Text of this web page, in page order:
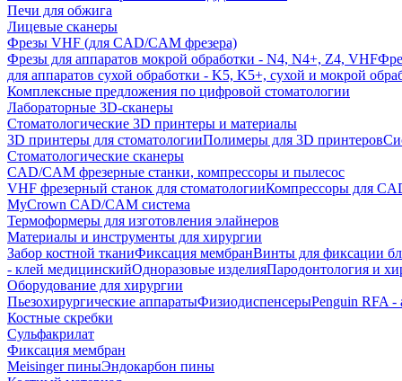
Печи для обжига
Лицевые сканеры
Фрезы VHF (для CAD/CAM фрезера)
Фрезы для аппаратов мокрой обработки - N4, N4+, Z4, VHF
для аппаратов сухой обработки - K5, K5+, сухой и мокрой
Комплексные предложения по цифровой стоматологии
Лабораторные 3D-сканеры
Стоматологические 3D принтеры и материалы
3D принтеры для стоматологииПолимеры для 3D принтеров
Стоматологические сканеры
CAD/CAM фрезерные станки, компрессоры и пылесос
VHF фрезерный станок для стоматологииКомпрессоры для
MyCrown CAD/CAM система
Термоформеры для изготовления элайнеров
Материалы и инструменты для хирургии
Забор костной тканиФиксация мембранВинты для фиксации
- клей медицинскийОдноразовые изделияПародонтология и
Оборудование для хирургии
Пьезохирургические аппаратыФизиодиспенсерыPenguin RFA -
Костные скребки
Сульфакрилат
Фиксация мембран
Meisinger пиныЭндокарбон пины